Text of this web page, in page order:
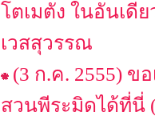
โตเมตัง ในอันเดี
เวสสุวรรณ
(3 ก.ค. 2555)
สวนพีระมิดได้ที่นี่